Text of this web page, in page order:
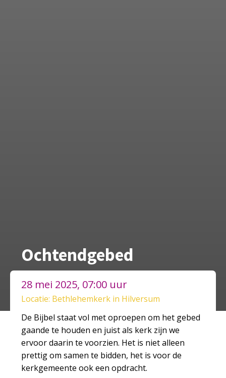
Ochtendgebed
28 mei 2025, 07:00 uur
Locatie: Bethlehemkerk in Hilversum
De Bijbel staat vol met oproepen om het gebed
gaande te houden en juist als kerk zijn we
ervoor daarin te voorzien. Het is niet alleen
prettig om samen te bidden, het is voor de
kerkgemeente ook een opdracht.